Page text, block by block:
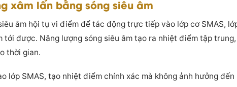
xâm lấn bằng sóng siêu âm
âm hội tụ vi điểm để tác động trực tiếp vào lớp cơ SMAS,
được. Năng lượng sóng siêu âm tạo ra nhiệt điểm tập
thời gian.
lớp SMAS, tạo nhiệt điểm chính xác mà không ảnh hưởng đến